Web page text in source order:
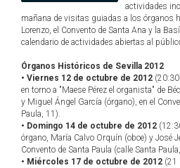
actividades
mañana de visitas guiadas a los órganos
Lorenzo, el Convento de Santa Ana y la
calendario de actividades abiertas al
Órganos Históricos de Sevilla 2012
• Viernes 12 de octubre de 2012
en torno a "Maese Pérez el organista" de
y Miguel Ángel García (órgano), en el
Paula, 11).
• Domingo 14 de octubre de 2012
órgano, María Calvo Orquín (oboe) y José
Convento de Santa Paula (calle Santa
• Miércoles 17 de octubre de 2012 (21